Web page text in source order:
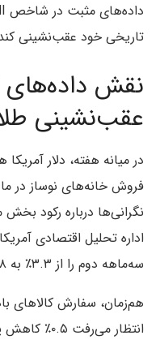
تاریخی خود عقب‌نشینی
نقش داده‌های
عقب‌نشینی
در میانه هفته، دلار
فروش خانه‌های نوساز در
نگرانی‌ها درباره رکود
سه‌ماهه دوم را از ۳.۳٪ به ۳.۸٪ اصلاح کرد.
هم‌زمان، سفارش کالاهای
انتظار